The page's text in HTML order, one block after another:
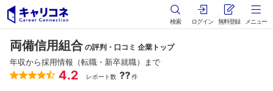
検索 ログイン 無料登録 メニュー
両備信用組合 の評判・口コミ 企業トップ
年収から採用情報（転職・新卒就職）まで
4.2 レポート数 ??件